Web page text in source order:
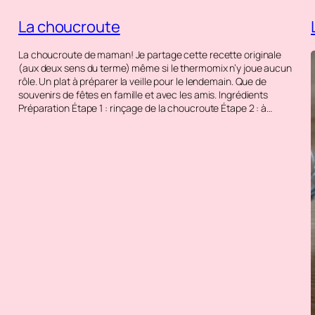
La choucroute
La choucroute de maman! Je partage cette recette originale
(aux deux sens du terme) même si le thermomix n’y joue aucun
rôle. Un plat à préparer la veille pour le lendemain. Que de
souvenirs de fêtes en famille et avec les amis. Ingrédients
Préparation Étape 1 : rinçage de la choucroute Étape 2 : à…